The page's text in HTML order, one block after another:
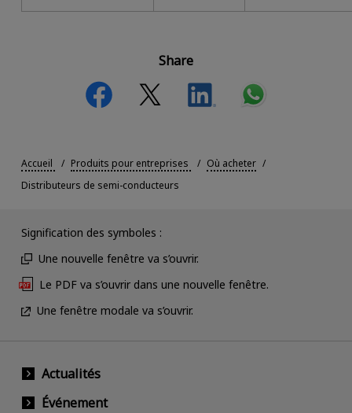
Share
Accueil Produits pour entreprises
Où acheter
Distributeurs de semi-conducteurs
Signification des symboles :
Une nouvelle fenêtre va s’ouvrir.
Le PDF va s’ouvrir dans une nouvelle fenêtre.
Une fenêtre modale va s’ouvrir.
Actualités
Événement